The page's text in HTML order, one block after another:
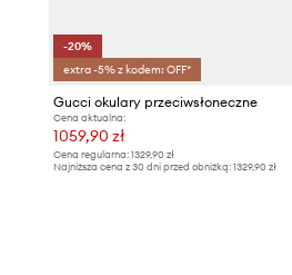
-20%
extra -5% z kodem: OFF*
Gucci okulary przeciwsłoneczne
Cena aktualna:
1059,90 zł
Cena regularna: 1329,90 zł
Najniższa cena z 30 dni przed obniżką: 1329,90 zł